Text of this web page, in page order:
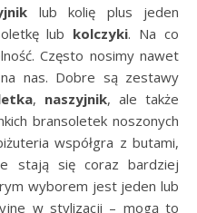
lub kolię plus jeden
lub kolczyki. Na co
Często nosimy nawet
nas. Dobre są zestawy
, naszyjnik, ale także
bransoletek noszonych
współgra z butami,
stają się coraz bardziej
wyborem jest jeden lub
w stylizacji – mogą to